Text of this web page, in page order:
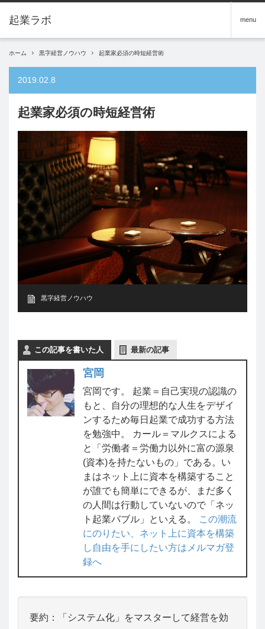
menu
ホーム 黒字経営ノウハウ 起業家必須の時短経営術
2019.02.8
起業家必須の時短経営術
黒字経営ノウハウ
この記事を書いた人 最新の記事
宮岡
宮岡です。 起業＝自己実現の認識の
もと、自分の理想的な人生をデザイ
ンするため毎日起業で成功する方法
を勉強中。 カール＝マルクスによる
と「労働者＝労働力以外に富の源泉
(資本)を持たないもの」である。い
まはネット上に資本を構築すること
が誰でも簡単にできるが、まだ多く
の人間は行動していないので「ネッ
ト起業バブル」といえる。
この潮流
にのりたい、ネット上に資本を構築
し自由を手にしたい方はメルマガ登
録へ
要約：「システム化」をマスターして経営を効